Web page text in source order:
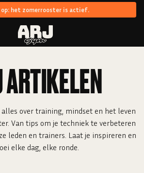
het zomerrooster is actief.
ARTIKELEN
alles over training, mindset en het leven
Van tips om je techniek te verbeteren
leden en trainers. Laat je inspireren en
elke dag, elke ronde.